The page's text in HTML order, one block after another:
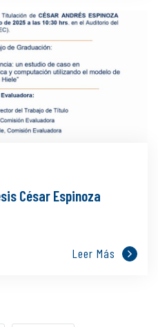
César Espinoza
Leer Más